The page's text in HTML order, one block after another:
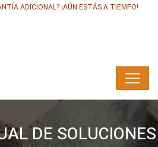
ADICIONAL? ¡AÚN ESTÁS A TIEMPO!
DE SOLUCIONES